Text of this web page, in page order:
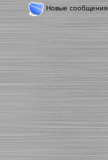
Новые сообщения